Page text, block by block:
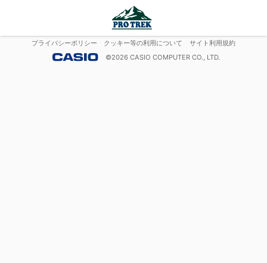
プライバシーポリシー クッキー等の利用について
サイト利用規約
©2026 CASIO COMPUTER CO., LTD.